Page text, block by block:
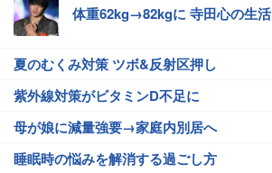
体重62kg→82kgに 寺田心の生活
夏のむくみ対策 ツボ&反射区押し
紫外線対策がビタミンD不足に
母が娘に減量強要→家庭内別居へ
睡眠時の悩みを解消する過ごし方